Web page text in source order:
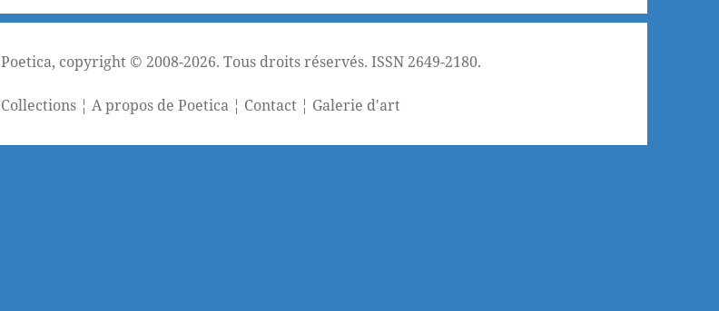
Poetica, copyright © 2008-2026. Tous droits réservés. ISSN 2649-2180.
Collections ¦A propos de Poetica ¦ Contact ¦ Galerie d'art